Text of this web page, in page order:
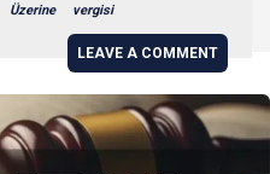
Üzerine vergisi
LEAVE A COMMENT